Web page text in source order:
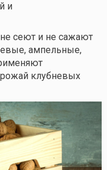
и
сеют и не сажают
ампельные,
клубневых